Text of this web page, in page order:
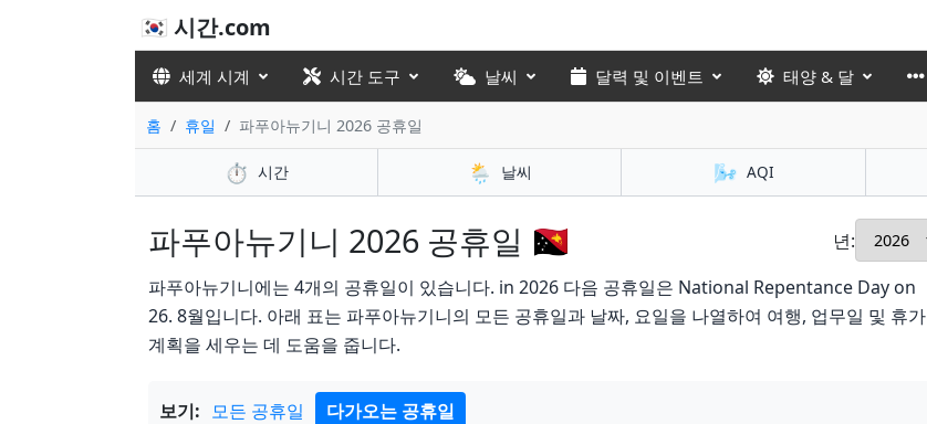
🇰🇷 시간.com
세계 시계 시간 도구 날씨 달력 및 이벤트 태양 & 달
홈 휴일 파푸아뉴기니 2026 공휴일
⏱️ 시간 🌦️ 날씨 🌬️ AQI
파푸아뉴기니 2026 공휴일 🇵🇬
년:
파푸아뉴기니에는 4개의 공휴일이 있습니다. in 2026 다음 공휴일은 National Repentance Day on
26. 8월입니다. 아래 표는 파푸아뉴기니의 모든 공휴일과 날짜, 요일을 나열하여 여행, 업무일 및 휴가
계획을 세우는 데 도움을 줍니다.
보기: 모든 공휴일 다가오는 공휴일